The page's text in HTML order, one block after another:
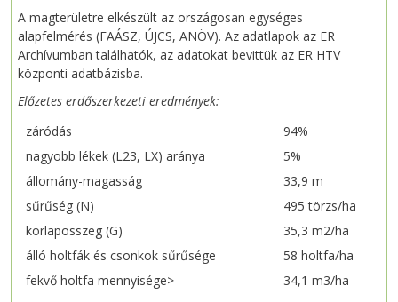
A magterületre elkészült az országosan egységes
alapfelmérés (FAÁSZ, ÚJCS, ANÖV). Az adatlapok az ER
Archívumban találhatók, az adatokat bevittük az ER HTV
központi adatbázisba.
Előzetes erdőszerkezeti eredmények:
záródás
94%
nagyobb lékek (L23, LX) aránya
5%
állomány-magasság
33,9 m
sűrűség (N)
495 törzs/ha
körlapösszeg (G)
35,3 m2/ha
álló holtfák és csonkok sűrűsége
58 holtfa/ha
fekvő holtfa mennyisége>
34,1 m3/ha